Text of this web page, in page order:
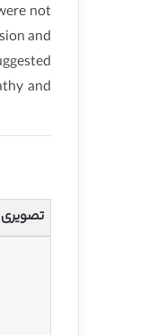
not
and
and
تصویری